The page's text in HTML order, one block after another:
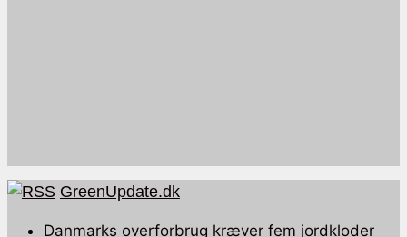
GreenUpdate.dk
Danmarks overforbrug kræver fem jordkloder